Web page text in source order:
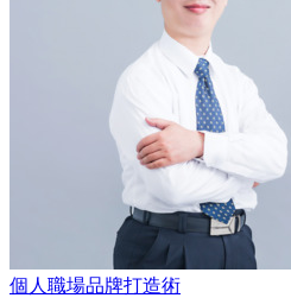
個人職場品牌打造術